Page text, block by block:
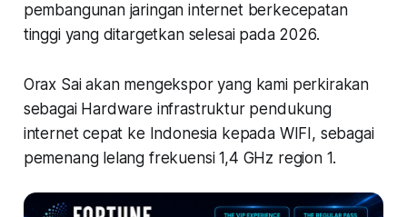
pembangunan jaringan internet berkecepatan
tinggi yang ditargetkan selesai pada 2026.
Orax Sai akan mengekspor yang kami perkirakan
sebagai Hardware infrastruktur pendukung
internet cepat ke Indonesia kepada WIFI, sebagai
pemenang lelang frekuensi 1,4 GHz region 1.